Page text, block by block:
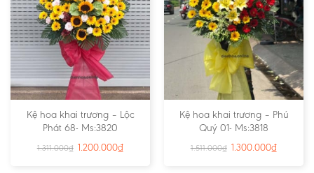
Kệ hoa khai trương – Lộc
Phát 68- Ms:3820
1.311.000₫ 1.200.000₫
Kệ hoa khai trương – Phú
Quý 01- Ms:3818
1.511.000₫ 1.300.000₫